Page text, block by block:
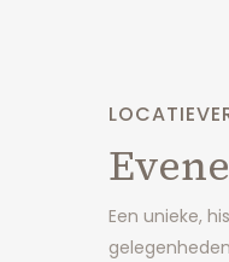
Een unieke,